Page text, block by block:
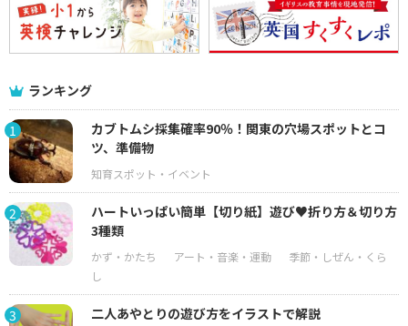
ランキング
1
カブトムシ採集確率90％！関東の穴場スポットとコ
ツ、準備物
2
ハートいっぱい簡単【切り紙】遊び♥折り方＆切り方
3種類
3 二人あやとりの遊び方をイラストで解説